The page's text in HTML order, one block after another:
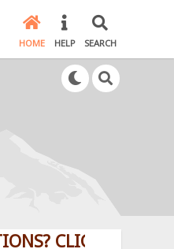
HOME HELP SEARCH
CLICK HERE!